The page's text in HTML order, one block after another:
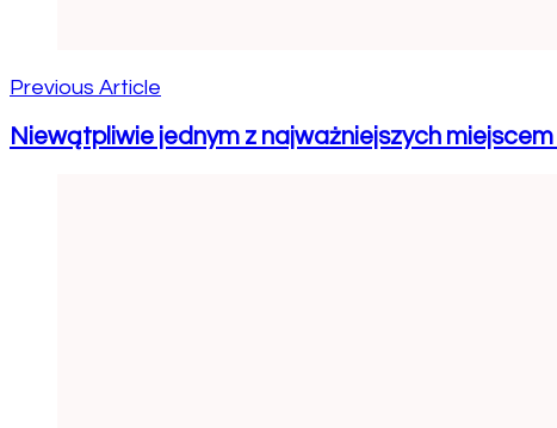
Previous Article
Niewątpliwie jednym z najważniejszych